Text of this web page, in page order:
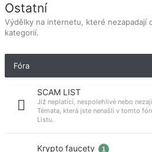
Ostatní
Výdělky na internetu, které nezapadají
kategorií.
Fóra
SCAM LIST
Již neplatící, nespolehlivé nebo
Témata, která jste nenašli v tomto
Listu.
Krypto faucety 1